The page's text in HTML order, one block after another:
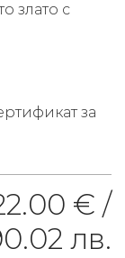
злато с
за
€ /
лв.